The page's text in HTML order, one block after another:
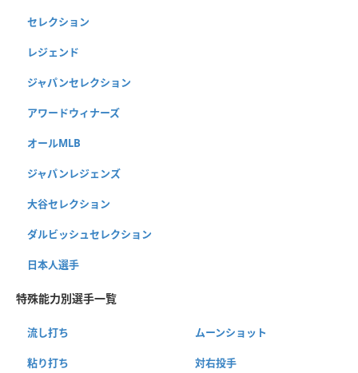
セレクション
レジェンド
ジャパンセレクション
アワードウィナーズ
オールMLB
ジャパンレジェンズ
大谷セレクション
ダルビッシュセレクション
日本人選手
特殊能力別選手一覧
流し打ち ムーンショット
粘り打ち 対右投手